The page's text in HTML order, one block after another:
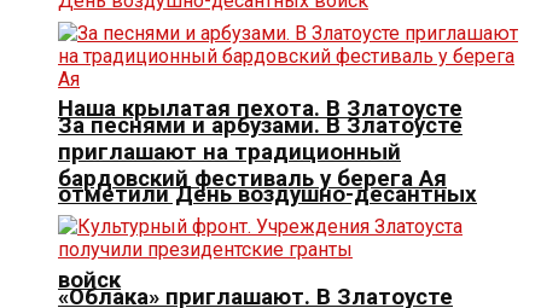
Наша крылатая пехота. В Златоусте
отметили День воздушно-десантных
войск
За песнями и арбузами. В Златоусте
приглашают на традиционный
бардовский фестиваль у берега Ая
«Облака» приглашают. В Златоусте